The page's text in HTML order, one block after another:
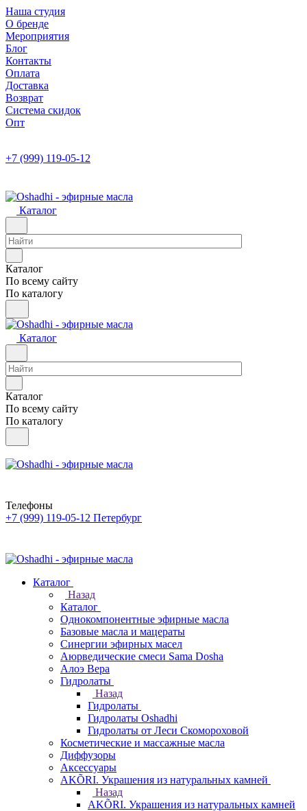
Наша студия
О бренде
Мероприятия
Блог
Контакты
Оплата
Доставка
Возврат
Система скидок
Опт
+7 (999) 119-05-12
Каталог
Каталог
По всему сайту
По каталогу
Каталог
Каталог
По всему сайту
По каталогу
Телефоны
+7 (999) 119-05-12 Петербург
Каталог
Назад
Каталог
Однокомпонентные эфирные масла
Базовые масла и мацераты
Синергии эфирных масел
Аюрведические смеси Sama Dosha
Алоэ Вера
Гидролаты
Назад
Гидролаты
Гидролаты Oshadhi
Гидролаты от Леси Скомороховой
Косметические и массажные масла
Диффузоры
Аксессуары
AKÕRI. Украшения из натуральных камней
Назад
AKÕRI. Украшения из натуральных камней